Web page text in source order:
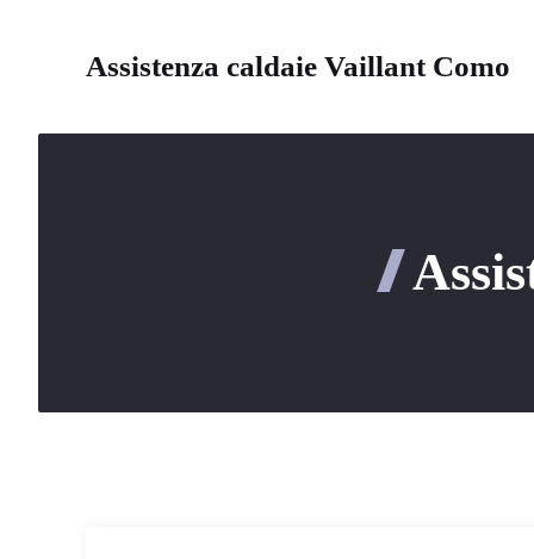
Assistenza caldaie Vaillant Como